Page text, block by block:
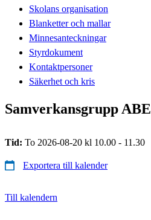
Skolans organisation
Blanketter och mallar
Minnesanteckningar
Styrdokument
Kontaktpersoner
Säkerhet och kris
Samverkansgrupp ABE
Tid: To 2026-08-20 kl 10.00 - 11.30
Exportera till kalender
Till kalendern